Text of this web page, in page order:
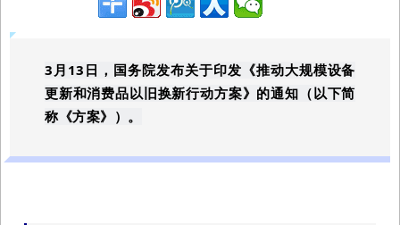
3月13日，国务院发布关于印发《推动大规模设备
更新和消费品以旧换新行动方案》的通知（以下简
称《方案》）。